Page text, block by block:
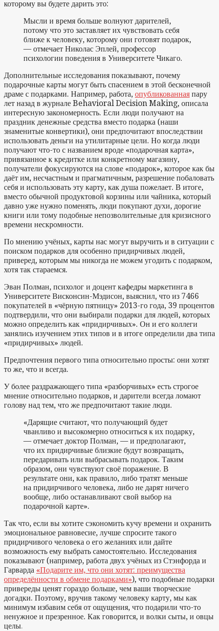
которому вы будете дарить это:
Мысли и время больше волнуют дарителей,
потому что это заставляет их чувствовать себя
ближе к человеку, которому они готовят подарок,
— отмечает Николас Эплей, профессор
психологии поведения в Университете Чикаго.
Дополнительные исследования показывают, почему
подарочные карты могут быть спасением в этой бесконечной
драме с подарками. Например, работа, опубликованная пару
лет назад в журнале Behavioral Decision Making, описала
интересную закономерность. Если люди получают на
праздник денежные средства вместо подарка (наши
знаменитые конвертики), они предпочитают впоследствии
использовать деньги на утилитарные цели. Но когда люди
получают что-то с названием вроде «подарочная карта»,
привязанное к кредитке или конкретному магазину,
получатели фокусируются на слове «подарок», которое как бы
даёт им, несчастным и прагматичным, разрешение побаловать
себя и использовать эту карту, как душа пожелает. В итоге,
вместо обычной продуктовой корзины или чайника, который
давно уже нужно поменять, люди покупают духи, дорогие
книги или тому подобные непозволительные для кризисного
времени нескромности.
По мнению учёных, карты нас могут выручить и в ситуации с
поиском подарков для особенно придирчивых людей,
приверед, которым мы никогда не можем угодить с подарком,
хотя так стараемся.
Эван Полман, психолог и доцент кафедры маркетинга в
Университете Висконсин-Мэдисон, выяснил, что из 7466
покупателей в «чёрную пятницу» 2013-го года, 39 процентов
подтвердили, что они выбирали подарки для людей, которых
можно определить как «придирчивых». Он и его коллеги
занялись изучением этих типов и в итоге определили два типа
«придирчивых» людей.
Предпочтения первого типа относительно просты: они хотят
то же, что и всегда.
У более раздражающего типа «разборчивых» есть строгое
мнение относительно подарков, и дарители всегда ломают
голову над тем, что же предпочитают такие люди.
«Дарящие считают, что получающий будет
чванливо и высокомерно относиться к их подарку,
— отмечает доктор Полман, — и предполагают,
что их придирчивые близкие будут возвращать,
передаривать или выбрасывать подарок. Таким
образом, они чувствуют своё поражение. В
результате они, как правило, либо тратят меньше
на придирчивого человека, либо не дарят ничего
вообще, либо останавливают свой выбор на
подарочной карте».
Так что, если вы хотите сэкономить кучу времени и охранить
эмоциональное равновесие, лучше спросите такого
придирчивого человека о его желаниях или дайте
возможность ему выбрать самостоятельно. Исследования
показывают (например, работа двух учёных из Стэнфорда и
Гарварда «Подарите им, что они хотят: преимущества
определённости в обмене подарками»), что подобные подарки
привереды ценят гораздо больше, чем ваши творческие
догадки. Поэтому, вручив такому человеку карту, мы как
минимум избавим себя от ощущения, что подарили что-то
ненужное и презренное. Как говорится, и волки сыты, и овцы
целы.